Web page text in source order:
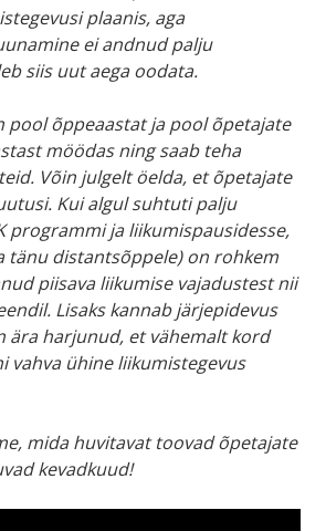
plaanis, aga
ei andnud palju
siis uut aega oodata.
pool õppeaastat ja pool õpetajate
möödas ning saab teha
Võin julgelt öelda, et õpetajate
Kui algul suhtuti palju
programmi ja liikumispausidesse,
tänu distantsõppele) on rohkem
piisava liikumise vajadustest nii
Lisaks kannab järjepidevus
ära harjunud, et vähemalt kord
vahva ühine liikumistegevus
mida huvitavat toovad õpetajate
kevadkuud!